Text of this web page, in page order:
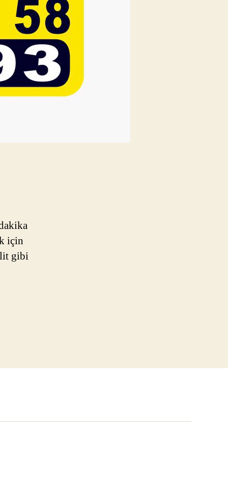
için
gibi